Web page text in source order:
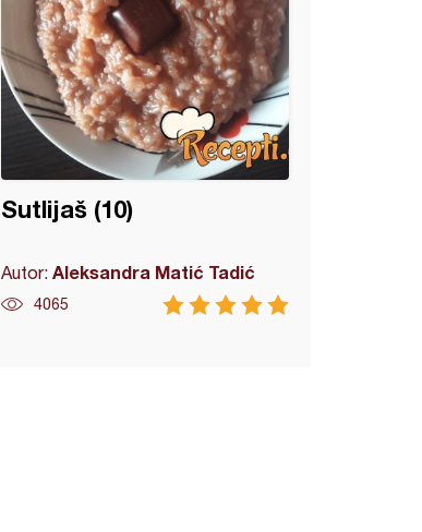
Sutlijaš (10)
Autor:Aleksandra Matić Tadić
4065